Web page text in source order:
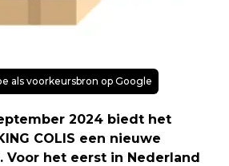
als voorkeursbron op Google
2024 biedt het
COLIS een nieuwe
Voor het eerst in Nederland